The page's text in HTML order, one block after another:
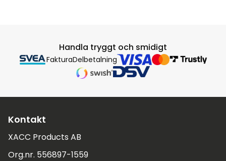
Handla tryggt och smidigt
FakturaDelbetalning
Kontakt
XACC Products AB
Org.nr. 556897-1559